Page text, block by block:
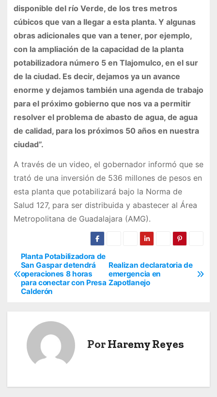
disponible del río Verde, de los tres metros
cúbicos que van a llegar a esta planta. Y algunas
obras adicionales que van a tener, por ejemplo,
con la ampliación de la capacidad de la planta
potabilizadora número 5 en Tlajomulco, en el sur
de la ciudad. Es decir, dejamos ya un avance
enorme y dejamos también una agenda de trabajo
para el próximo gobierno que nos va a permitir
resolver el problema de abasto de agua, de agua
de calidad, para los próximos 50 años en nuestra
ciudad”.
A través de un video, el gobernador informó que se
trató de una inversión de 536 millones de pesos en
esta planta que potabilizará bajo la Norma de
Salud 127, para ser distribuida y abastecer al Área
Metropolitana de Guadalajara (AMG).
N
a
Realizan declaratoria de
emergencia en
Zapotlanejo
Planta Potabilizadora de
San Gaspar detendrá
operaciones 8 horas
para conectar con Presa
Calderón
PorHaremy Reyes